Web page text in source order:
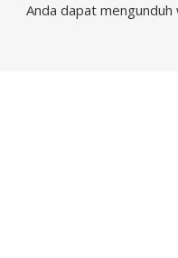
Anda dapat